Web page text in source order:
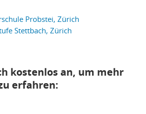
Probstei, Zürich
Stettbach, Zürich
kostenlos an, um mehr
erfahren: